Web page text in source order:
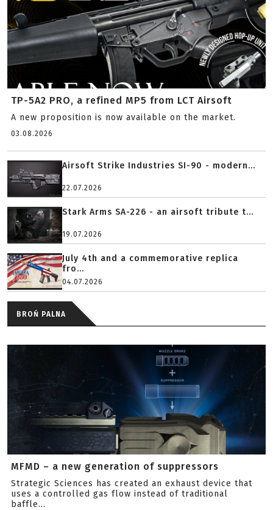
TP-5A2 PRO, a refined MP5 from LCT Airsoft
A new proposition is now available on the market.
03.08.2026
Airsoft Strike Industries SI-90 - modern...
22.07.2026
Stark Arms SA-226 - an airsoft tribute t...
19.07.2026
July 4th and a commemorative replica
fro...
04.07.2026
BROŃ PALNA
MFMD – a new generation of suppressors
Strategic Sciences has created an exhaust device that
uses a controlled gas flow instead of traditional
baffle...